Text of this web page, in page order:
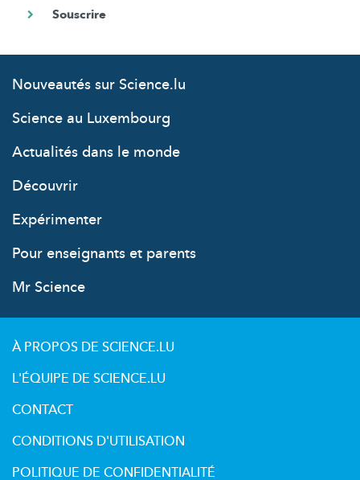
Nouveautés sur Science.lu
Science au Luxembourg
Actualités dans le monde
Découvrir
Expérimenter
Pour enseignants et parents
Mr Science
À PROPOS DE SCIENCE.LU
L'ÉQUIPE DE SCIENCE.LU
CONTACT
CONDITIONS D'UTILISATION
POLITIQUE DE CONFIDENTIALITÉ